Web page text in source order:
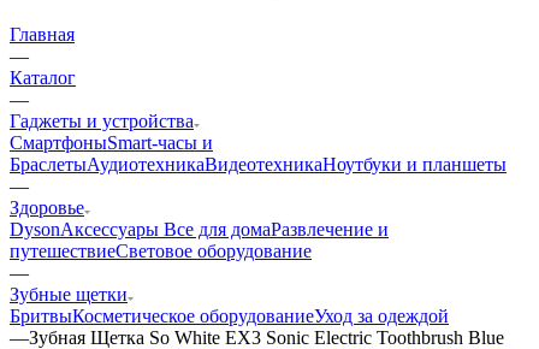
Главная
—
Каталог
—
Гаджеты и устройства
СмартфоныSmart-часы и
БраслетыАудиотехникаВидеотехникаНоутбуки и планшеты
—
Здоровье
DysonАксессуары Все для домаРазвлечение и
путешествиеСветовое оборудование
—
Зубные щетки
БритвыКосметическое оборудованиеУход за одеждой
—Зубная Щетка So White EX3 Sonic Electric Toothbrush Blue